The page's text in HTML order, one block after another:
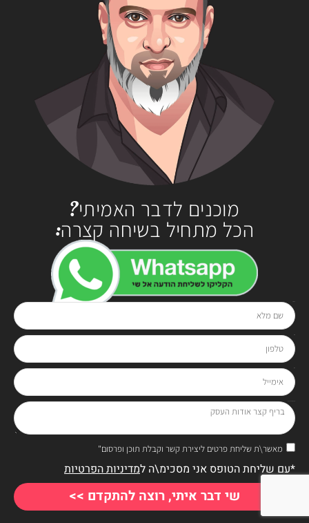
מוכנים לדבר האמיתי?
הכל מתחיל בשיחה קצרה:
מאשר\ת שליחת פרטים ליצירת קשר וקבלת תוכן ופרסום"
*עם שליחת הטופס אני מסכימ\ה למדיניות הפרטיות
שי דבר איתי, רוצה להתקדם >>